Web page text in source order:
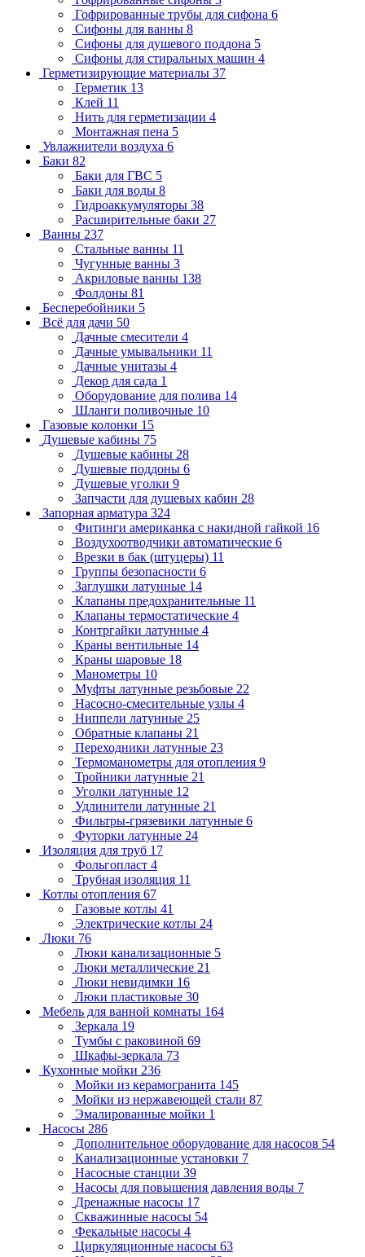
Гофрированные трубы для сифона 6
Сифоны для ванны 8
Сифоны для душевого поддона 5
Сифоны для стиральных машин 4
Герметизирующие материалы 37
Герметик 13
Клей 11
Нить для герметизации 4
Монтажная пена 5
Увлажнители воздуха 6
Баки 82
Баки для ГВС 5
Баки для воды 8
Гидроаккумуляторы 38
Расширительные баки 27
Ванны 237
Стальные ванны 11
Чугунные ванны 3
Акриловые ванны 138
Фолдоны 81
Бесперебойники 5
Всё для дачи 50
Дачные смесители 4
Дачные умывальники 11
Дачные унитазы 4
Декор для сада 1
Оборудование для полива 14
Шланги поливочные 10
Газовые колонки 15
Душевые кабины 75
Душевые кабины 28
Душевые поддоны 6
Душевые уголки 9
Запчасти для душевых кабин 28
Запорная арматура 324
Фитинги американка с накидной гайкой 16
Воздухоотводчики автоматические 6
Врезки в бак (штуцеры) 11
Группы безопасности 6
Заглушки латунные 14
Клапаны предохранительные 11
Клапаны термостатические 4
Контргайки латунные 4
Краны вентильные 14
Краны шаровые 18
Манометры 10
Муфты латунные резьбовые 22
Насосно-смесительные узлы 4
Ниппели латунные 25
Обратные клапаны 21
Переходники латунные 23
Термоманометры для отопления 9
Тройники латунные 21
Уголки латунные 12
Удлинители латунные 21
Фильтры-грязевики латунные 6
Футорки латунные 24
Изоляция для труб 17
Фольгопласт 4
Трубная изоляция 11
Котлы отопления 67
Газовые котлы 41
Электрические котлы 24
Люки 76
Люки канализационные 5
Люки металлические 21
Люки невидимки 16
Люки пластиковые 30
Мебель для ванной комнаты 164
Зеркала 19
Тумбы с раковиной 69
Шкафы-зеркала 73
Кухонные мойки 236
Мойки из керамогранита 145
Мойки из нержавеющей стали 87
Эмалированные мойки 1
Насосы 286
Дополнительное оборудование для насосов 54
Канализационные установки 7
Насосные станции 39
Насосы для повышения давления воды 7
Дренажные насосы 17
Скважинные насосы 54
Фекальные насосы 4
Циркуляционные насосы 63